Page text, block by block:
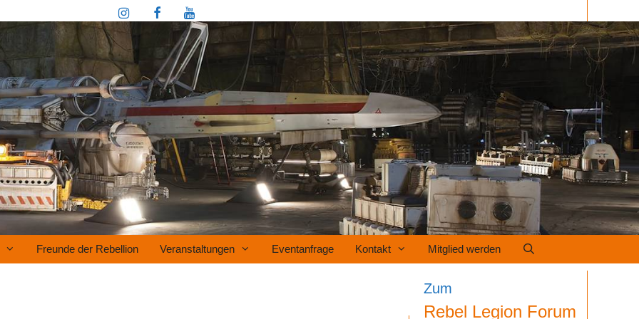
Freunde der Rebellion Veranstaltungen Eventanfrage Kontakt Mitglied werden
Zum
Rebel Legion Forum